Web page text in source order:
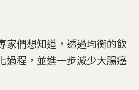
家們想知道，透過均衡的飲
過程，並進一步減少大腸癌